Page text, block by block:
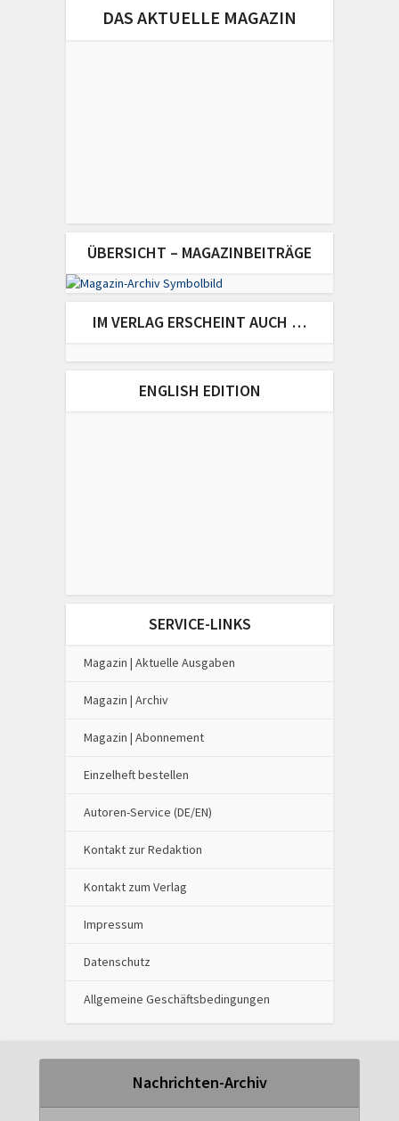
DAS AKTUELLE MAGAZIN
ÜBERSICHT – MAGAZINBEITRÄGE
IM VERLAG ERSCHEINT AUCH …
ENGLISH EDITION
SERVICE-LINKS
Magazin | Aktuelle Ausgaben
Magazin | Archiv
Magazin | Abonnement
Einzelheft bestellen
Autoren-Service (DE/EN)
Kontakt zur Redaktion
Kontakt zum Verlag
Impressum
Datenschutz
Allgemeine Geschäftsbedingungen
Nachrichten-Archiv